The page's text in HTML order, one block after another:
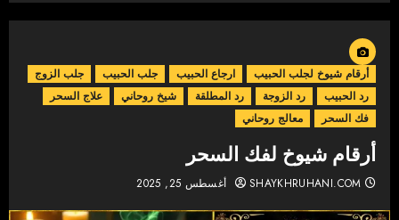
أرقام شيوخ لجلب الحبيب ارجاع الحبيب جلب الحبيب
جلب الزوج
رد الحبيب
رد الزوجة رد المطلقة شيخ روحاني
علاج السحر
فك السحر
معالج روحاني
أرقام شيوخ لفك السحر
SHAYKHRUHANI.COM أغسطس 25, 2025